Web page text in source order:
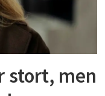
stort, men